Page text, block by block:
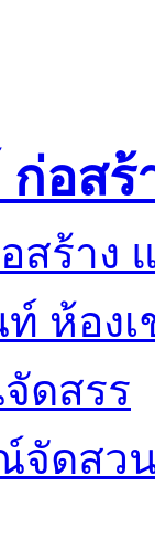
อส
ห้องเ
ดสรร
จัดสว